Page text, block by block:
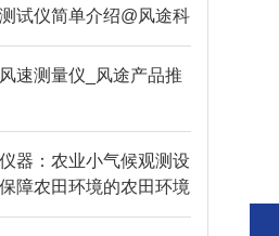
试仪简单介绍@风途科
速测量仪_风途产品推
器：农业小气候观测设
障农田环境的农田环境
测系统